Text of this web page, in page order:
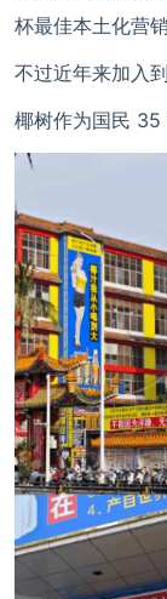
杯最佳本土化营
不过近年来加入
椰树作为国民 35